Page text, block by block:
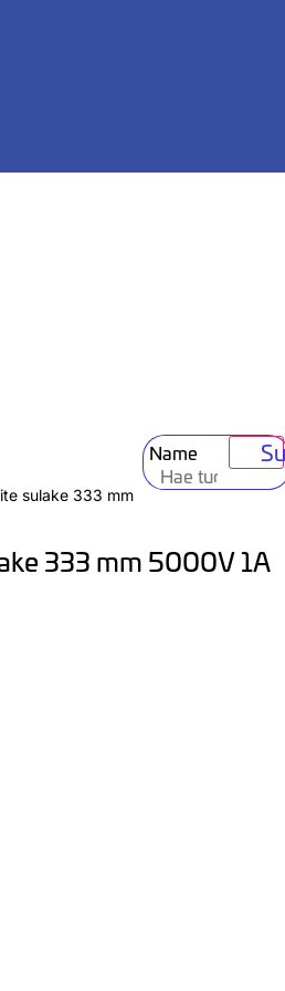
Name
sulake 333 mm
333 mm 5000V 1A